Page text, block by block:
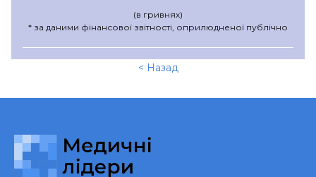
(в гривнях)
* за даними фінансової звітності, оприлюдненої публічно
< Назад